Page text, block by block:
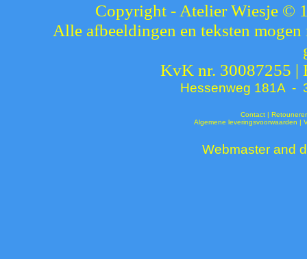
Copyright - Atelier Wiesje ©
Alle afbeeldingen en teksten
KvK nr. 30087255 |
Hessenweg 181A -
Contact|
Algemene leveringsvoorwaarden |
Webmaster and